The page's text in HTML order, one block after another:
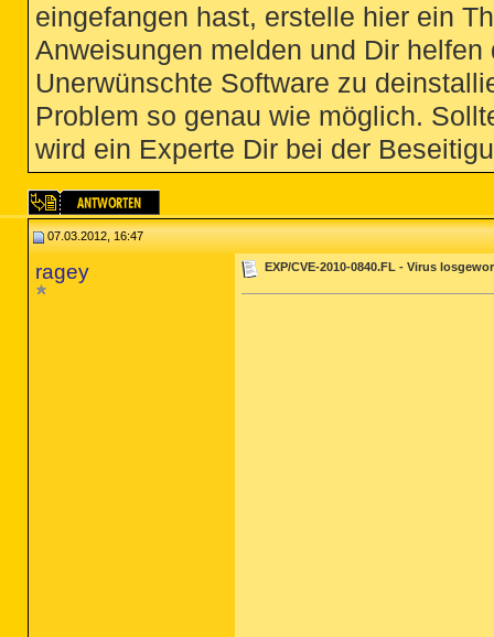
eingefangen hast, erstelle hier ein
Anweisungen melden und Dir
Unerwünschte Software zu
Problem so genau wie möglich.
wird ein Experte Dir bei der
07.03.2012, 16:47
ragey EXP/CVE-2010-0840.FL - Virus